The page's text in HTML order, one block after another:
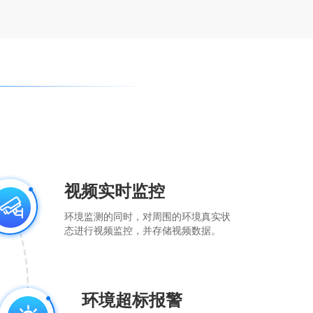
视频实时监控
环境监测的同时，对周围的环境真实状
态进行视频监控，并存储视频数据。
环境超标报警